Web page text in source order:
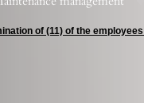
of (11) of the
in the Central Agency for